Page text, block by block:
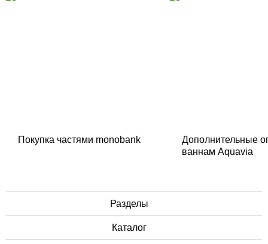
Покупка частями monobank
Дополнительные
ваннам Aquavia
Разделы
Каталог